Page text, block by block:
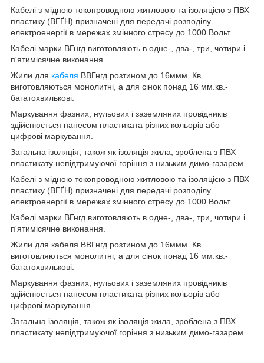
Кабелі з мідною токопроводною житловою та ізоляцією з ПВХ
пластику (ВГҐН) призначені для передачі розподілу
електроенергії в мережах змінного стресу до 1000 Вольт.
Кабелі марки ВГнгд виготовляють в одне-, два-, три, чотири і
п'ятимісячне виконання.
Жили для кабеля ВВГнгд розтином до 16ммм. Кв
виготовляються монолитні, а для сінок понад 16 мм.кв.-
багатохвилькові.
Маркування фазних, нульових і заземляних провідників
здійснюється нанесом пластиката різних кольорів або
цифрові маркування.
Загальна ізоляція, також як ізоляція жила, зроблена з ПВХ
пластикату непідтримуючої горіння з низьким димо-газарем.
Кабелі з мідною токопроводною житловою та ізоляцією з ПВХ
пластику (ВГҐН) призначені для передачі розподілу
електроенергії в мережах змінного стресу до 1000 Вольт.
Кабелі марки ВГнгд виготовляють в одне-, два-, три, чотири і
п'ятимісячне виконання.
Жили для кабеля ВВГнгд розтином до 16ммм. Кв
виготовляються монолитні, а для сінок понад 16 мм.кв.-
багатохвилькові.
Маркування фазних, нульових і заземляних провідників
здійснюється нанесом пластиката різних кольорів або
цифрові маркування.
Загальна ізоляція, також як ізоляція жила, зроблена з ПВХ
пластикату непідтримуючої горіння з низьким димо-газарем.